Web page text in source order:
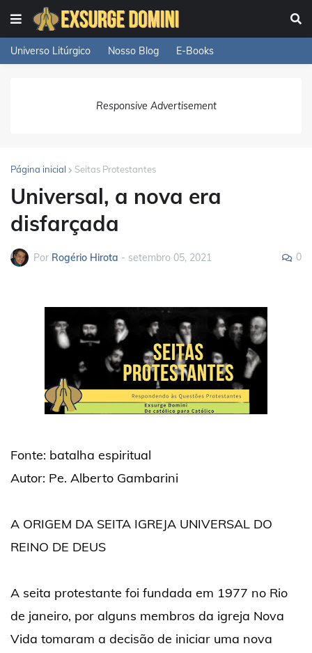
Universo Litúrgico Nosso Blog E-Books
Responsive Advertisement
Página inicial Seitas Protestantes
Universal, a nova era
disfarçada
Por Rogério Hirota - setembro 05, 2021 0
Fonte: batalha espiritual
Autor: Pe. Alberto Gambarini
A ORIGEM DA SEITA IGREJA UNIVERSAL DO
REINO DE DEUS
A seita protestante foi fundada em 1977 no Rio
de janeiro, por alguns membros da igreja Nova
Vida tomaram a decisão de iniciar uma nova